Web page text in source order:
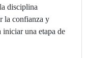
disciplina
la confianza y
iniciar una etapa de